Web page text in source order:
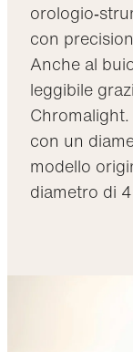
con
Anche al
leggibile
con un
modello
diametro di